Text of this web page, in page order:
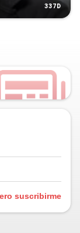
337D
suscribirme